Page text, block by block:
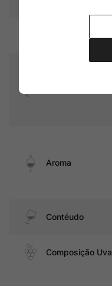
Temperatura
Aroma
Contéudo
Composição Uva